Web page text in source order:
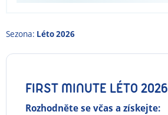
Sezona: Léto 2026
FIRST MINUTE LÉTO 2026
Rozhodněte se včas a získejte: